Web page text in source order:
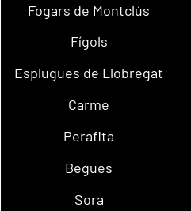
Fogars de Montclús
Fígols
Esplugues de Llobregat
Carme
Perafita
Begues
Sora